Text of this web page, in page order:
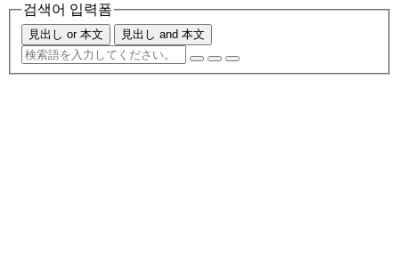
검색어 입력폼
見出し or 本文 見出し and 本文